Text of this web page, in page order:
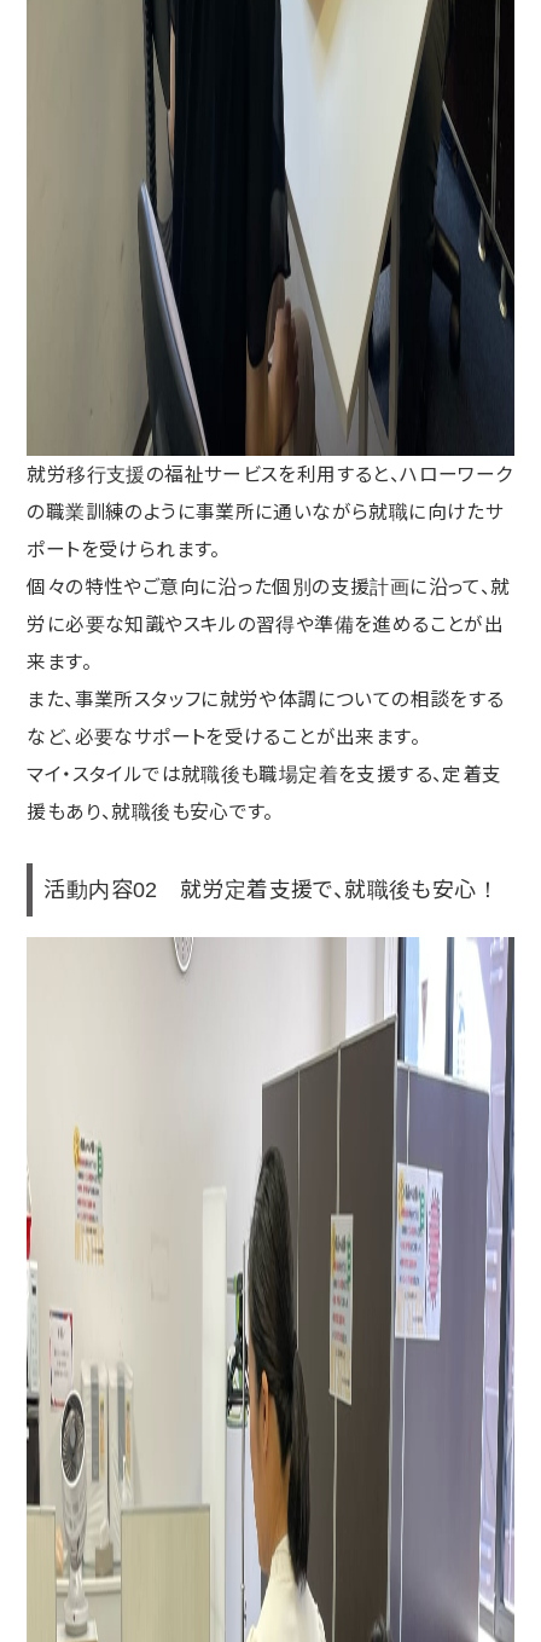
就労移行支援の福祉サービスを利用すると、ハローワーク
の職業訓練のように事業所に通いながら就職に向けたサ
ポートを受けられます。
個々の特性やご意向に沿った個別の支援計画に沿って、就
労に必要な知識やスキルの習得や準備を進めることが出
来ます。
また、事業所スタッフに就労や体調についての相談をする
など、必要なサポートを受けることが出来ます。
マイ・スタイルでは就職後も職場定着を支援する、定着支
援もあり、就職後も安心です。
活動内容02 就労定着支援で、就職後も安心！